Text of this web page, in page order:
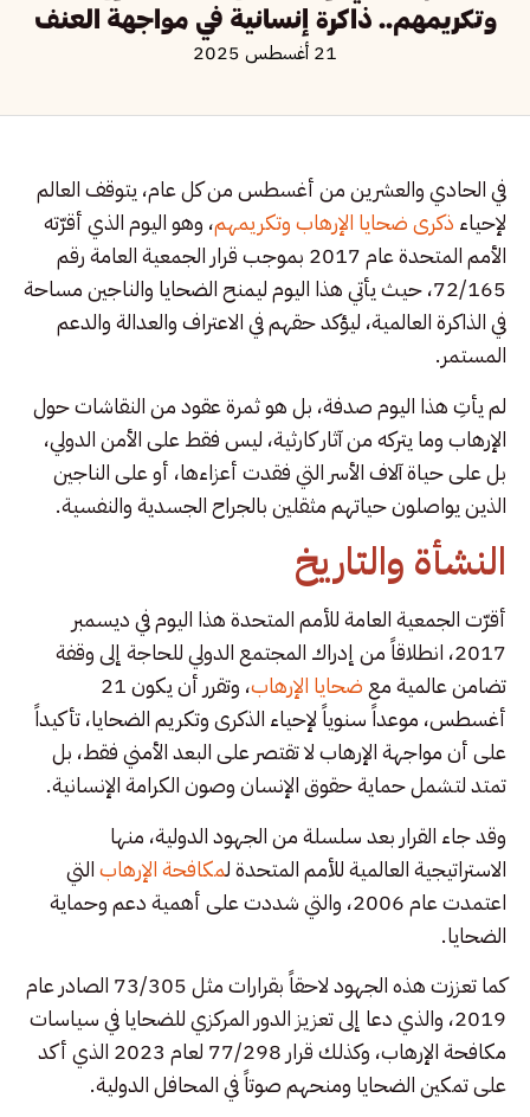
وتكريمهم.. ذاكرة إنسانية في مواجهة العنف
21 أغسطس 2025
في الحادي والعشرين من أغسطس من كل عام، يتوقف العالم
لإحياء ذكرى ضحايا الإرهاب وتكريمهم، وهو اليوم الذي أقرّته
الأمم المتحدة عام 2017 بموجب قرار الجمعية العامة رقم
72/165، حيث يأتي هذا اليوم ليمنح الضحايا والناجين مساحة
في الذاكرة العالمية، ليؤكد حقهم في الاعتراف والعدالة والدعم
المستمر.
لم يأتِ هذا اليوم صدفة، بل هو ثمرة عقود من النقاشات حول
الإرهاب وما يتركه من آثار كارثية، ليس فقط على الأمن الدولي،
بل على حياة آلاف الأسر التي فقدت أعزاءها، أو على الناجين
الذين يواصلون حياتهم مثقلين بالجراح الجسدية والنفسية.
النشأة والتاريخ
أقرّت الجمعية العامة للأمم المتحدة هذا اليوم في ديسمبر
2017، انطلاقاً من إدراك المجتمع الدولي للحاجة إلى وقفة
تضامن عالمية مع ضحايا الإرهاب
، وتقرر أن يكون 21
أغسطس، موعداً سنوياً لإحياء الذكرى وتكريم الضحايا، تأكيداً
على أن مواجهة الإرهاب لا تقتصر على البعد الأمني فقط، بل
تمتد لتشمل حماية حقوق الإنسان وصون الكرامة الإنسانية.
وقد جاء القرار بعد سلسلة من الجهود الدولية، منها
الاستراتيجية العالمية للأمم المتحدة لمكافحة الإرهابالتي
اعتمدت عام 2006، والتي شددت على أهمية دعم وحماية
الضحايا.
كما تعززت هذه الجهود لاحقاً بقرارات مثل 73/305 الصادر عام
2019، والذي دعا إلى تعزيز الدور المركزي للضحايا في سياسات
مكافحة الإرهاب، وكذلك قرار 77/298 لعام 2023 الذي أكد
على تمكين الضحايا ومنحهم صوتاً في المحافل الدولية.